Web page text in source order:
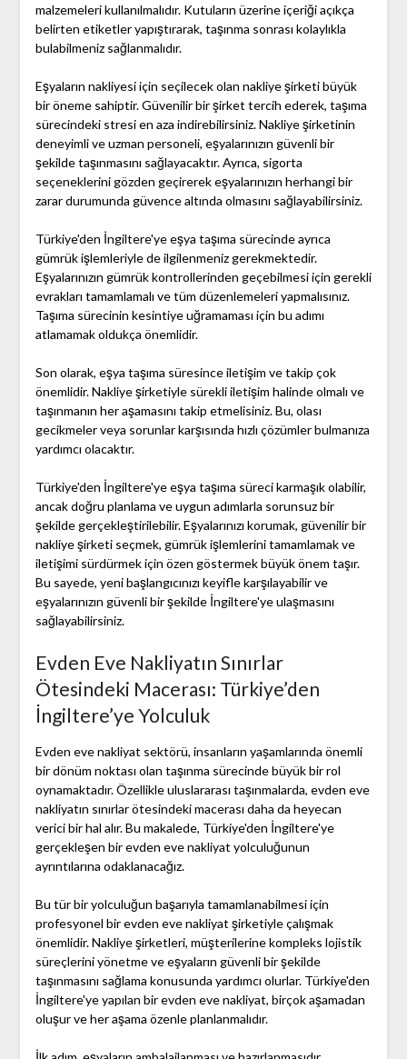
malzemeleri kullanılmalıdır. Kutuların üzerine içeriği açıkça
belirten etiketler yapıştırarak, taşınma sonrası kolaylıkla
bulabilmeniz sağlanmalıdır.
Eşyaların nakliyesi için seçilecek olan nakliye şirketi büyük
bir öneme sahiptir. Güvenilir bir şirket tercih ederek, taşıma
sürecindeki stresi en aza indirebilirsiniz. Nakliye şirketinin
deneyimli ve uzman personeli, eşyalarınızın güvenli bir
şekilde taşınmasını sağlayacaktır. Ayrıca, sigorta
seçeneklerini gözden geçirerek eşyalarınızın herhangi bir
zarar durumunda güvence altında olmasını sağlayabilirsiniz.
Türkiye'den İngiltere'ye eşya taşıma sürecinde ayrıca
gümrük işlemleriyle de ilgilenmeniz gerekmektedir.
Eşyalarınızın gümrük kontrollerinden geçebilmesi için gerekli
evrakları tamamlamalı ve tüm düzenlemeleri yapmalısınız.
Taşıma sürecinin kesintiye uğramaması için bu adımı
atlamamak oldukça önemlidir.
Son olarak, eşya taşıma süresince iletişim ve takip çok
önemlidir. Nakliye şirketiyle sürekli iletişim halinde olmalı ve
taşınmanın her aşamasını takip etmelisiniz. Bu, olası
gecikmeler veya sorunlar karşısında hızlı çözümler bulmanıza
yardımcı olacaktır.
Türkiye'den İngiltere'ye eşya taşıma süreci karmaşık olabilir,
ancak doğru planlama ve uygun adımlarla sorunsuz bir
şekilde gerçekleştirilebilir. Eşyalarınızı korumak, güvenilir bir
nakliye şirketi seçmek, gümrük işlemlerini tamamlamak ve
iletişimi sürdürmek için özen göstermek büyük önem taşır.
Bu sayede, yeni başlangıcınızı keyifle karşılayabilir ve
eşyalarınızın güvenli bir şekilde İngiltere'ye ulaşmasını
sağlayabilirsiniz.
Evden Eve Nakliyatın Sınırlar
Ötesindeki Macerası: Türkiye’den
İngiltere’ye Yolculuk
Evden eve nakliyat sektörü, insanların yaşamlarında önemli
bir dönüm noktası olan taşınma sürecinde büyük bir rol
oynamaktadır. Özellikle uluslararası taşınmalarda, evden eve
nakliyatın sınırlar ötesindeki macerası daha da heyecan
verici bir hal alır. Bu makalede, Türkiye'den İngiltere'ye
gerçekleşen bir evden eve nakliyat yolculuğunun
ayrıntılarına odaklanacağız.
Bu tür bir yolculuğun başarıyla tamamlanabilmesi için
profesyonel bir evden eve nakliyat şirketiyle çalışmak
önemlidir. Nakliye şirketleri, müşterilerine kompleks lojistik
süreçlerini yönetme ve eşyaların güvenli bir şekilde
taşınmasını sağlama konusunda yardımcı olurlar. Türkiye'den
İngiltere'ye yapılan bir evden eve nakliyat, birçok aşamadan
oluşur ve her aşama özenle planlanmalıdır.